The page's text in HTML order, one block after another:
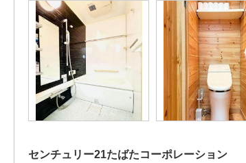
センチュリー21たばたコーポレーション